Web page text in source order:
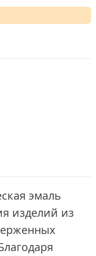
эмаль
изделий из